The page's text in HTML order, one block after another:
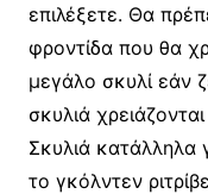
επιλέξετε. Θα
φροντίδα που θα
μεγάλο σκυλί εάν
σκυλιά
Σκυλιά κατάλληλα
το γκόλντεν